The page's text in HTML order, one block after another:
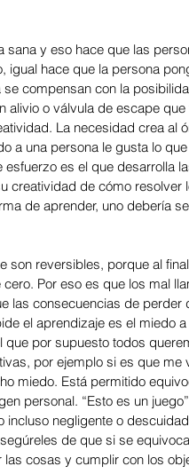
Inclusión
Compensaciones y Be
en Equipo
Junio 2024: Logística
e Inclusión
sana y eso hace que las
hace que la persona
compensan con la
alivio o válvula de escape
La necesidad crea al
a una persona le gusta lo
es el que desarrolla
creatividad de cómo resolver
de aprender, uno debería
son reversibles, porque al
Por eso es que los mal
las consecuencias de perder
el aprendizaje es el miedo
por supuesto todos
por ejemplo si es que
miedo. Está permitido
personal. “Esto es un
negligente o
de que si se
cosas y cumplir con los